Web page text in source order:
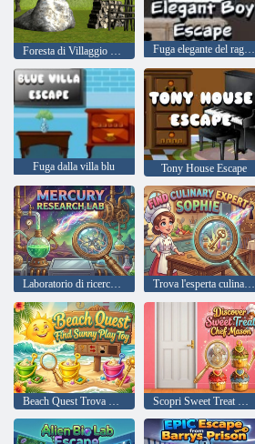
Foresta di Villaggio Di Fuga Episodio 2 Fuga elegante del ragazzo
Fuga dalla villa blu Tony House Escape
Laboratorio di ricerca sul mercurio Trova l'esperta culinaria Sophie
Beach Quest Trova Sunny Play Toy Scopri Sweet Treat Chef Mason